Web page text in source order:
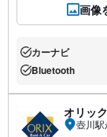
画像
あり:カーナビ
あり:Bluetooth
オリッ
壺川